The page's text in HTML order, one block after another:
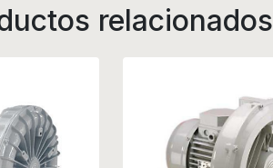
relacionados